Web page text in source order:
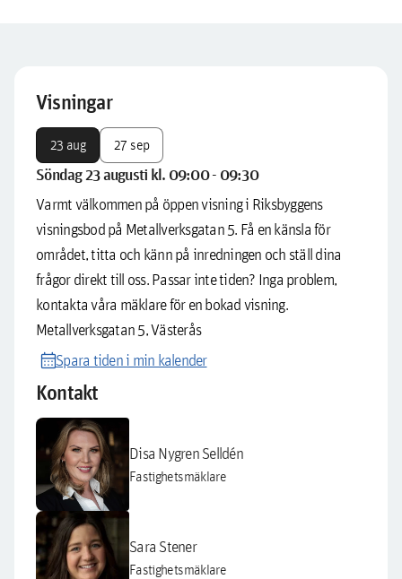
Visningar
23 aug 27 sep
Söndag 23 augusti kl. 09:00 - 09:30
Varmt välkommen på öppen visning i Riksbyggens
visningsbod på Metallverksgatan 5. Få en känsla för
området, titta och känn på inredningen och ställ dina
frågor direkt till oss. Passar inte tiden? Inga problem,
kontakta våra mäklare för en bokad visning.
Metallverksgatan 5, Västerås
calendar_monthSpara tiden i min kalender
Kontakt
Disa Nygren Selldén
Fastighetsmäklare
Sara Stener
Fastighetsmäklare